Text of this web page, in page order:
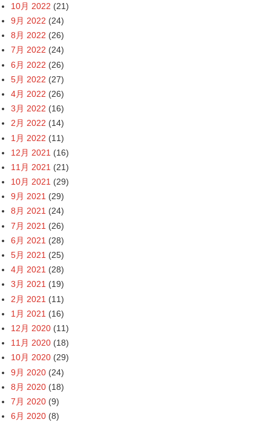
10月 2022 (21)
9月 2022 (24)
8月 2022 (26)
7月 2022 (24)
6月 2022 (26)
5月 2022 (27)
4月 2022 (26)
3月 2022 (16)
2月 2022 (14)
1月 2022 (11)
12月 2021 (16)
11月 2021 (21)
10月 2021 (29)
9月 2021 (29)
8月 2021 (24)
7月 2021 (26)
6月 2021 (28)
5月 2021 (25)
4月 2021 (28)
3月 2021 (19)
2月 2021 (11)
1月 2021 (16)
12月 2020 (11)
11月 2020 (18)
10月 2020 (29)
9月 2020 (24)
8月 2020 (18)
7月 2020 (9)
6月 2020 (8)